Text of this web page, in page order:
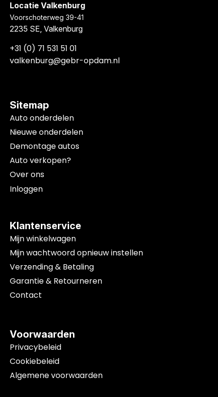
Locatie Valkenburg
Voorschoterweg 39-41
2235 SE, Valkenburg
+31 (0) 71 531 51 01
valkenburg@gebr-opdam.nl
Sitemap
Auto onderdelen
Nieuwe onderdelen
Demontage autos
Auto verkopen?
Over ons
Inloggen
Klantenservice
Mijn winkelwagen
Mijn wachtwoord opnieuw instellen
Verzending & Betaling
Garantie & Retourneren
Contact
Voorwaarden
Privacybeleid
Cookiebeleid
Algemene voorwaarden